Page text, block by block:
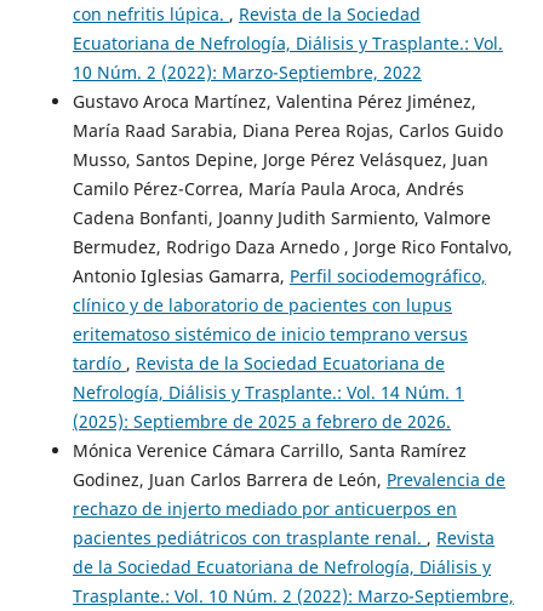
con nefritis lúpica. , Revista de la Sociedad
Ecuatoriana de Nefrología, Diálisis y Trasplante.: Vol.
10 Núm. 2 (2022): Marzo-Septiembre, 2022
Gustavo Aroca Martínez, Valentina Pérez Jiménez,
María Raad Sarabia, Diana Perea Rojas, Carlos Guido
Musso, Santos Depine, Jorge Pérez Velásquez, Juan
Camilo Pérez-Correa, María Paula Aroca, Andrés
Cadena Bonfanti, Joanny Judith Sarmiento, Valmore
Bermudez, Rodrigo Daza Arnedo , Jorge Rico Fontalvo,
Antonio Iglesias Gamarra, Perfil sociodemográfico,
clínico y de laboratorio de pacientes con lupus
eritematoso sistémico de inicio temprano versus
tardío , Revista de la Sociedad Ecuatoriana de
Nefrología, Diálisis y Trasplante.: Vol. 14 Núm. 1
(2025): Septiembre de 2025 a febrero de 2026.
Mónica Verenice Cámara Carrillo, Santa Ramírez
Godinez, Juan Carlos Barrera de León, Prevalencia de
rechazo de injerto mediado por anticuerpos en
pacientes pediátricos con trasplante renal. , Revista
de la Sociedad Ecuatoriana de Nefrología, Diálisis y
Trasplante.: Vol. 10 Núm. 2 (2022): Marzo-Septiembre,